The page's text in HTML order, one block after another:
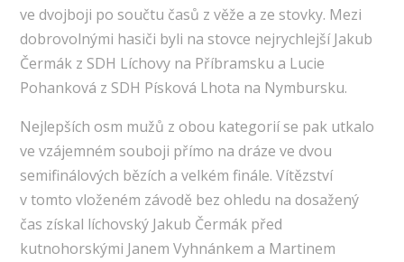
ve dvojboji po součtu časů z věže a ze stovky. Mezi
dobrovolnými hasiči byli na stovce nejrychlejší Jakub
Čermák z SDH Líchovy na Příbramsku a Lucie
Pohanková z SDH Písková Lhota na Nymbursku.
Nejlepších osm mužů z obou kategorií se pak utkalo
ve vzájemném souboji přímo na dráze ve dvou
semifinálových bězích a velkém finále. Vítězství
v tomto vloženém závodě bez ohledu na dosažený
čas získal líchovský Jakub Čermák před
kutnohorskými Janem Vyhnánkem a Martinem